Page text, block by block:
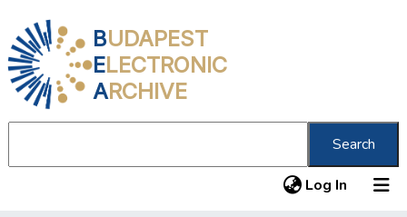
BUDAPEST
ELECTRONIC
ARCHIVE
Search
Log In (current)